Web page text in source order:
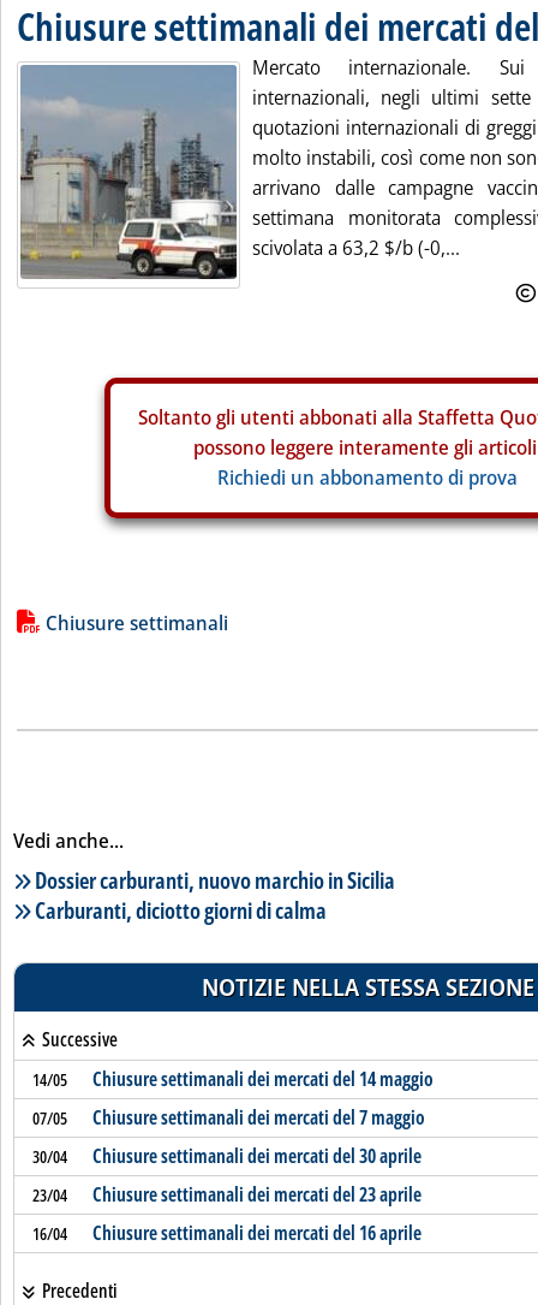
Chiusure settimanali dei mercati
Mercato internazionale.
internazionali, negli ultimi
quotazioni internazionali di
molto instabili, così come non
arrivano dalle campagne
settimana monitorata
scivolata a 63,2 $/b (-0,...
Soltanto gli utenti abbonati alla Staffetta
possono leggere interamente gli
Richiedi un abbonamento di prova
Lista allegati PDF alla notizia
Chiusure settimanali
Vedi anche...
Lista notizie correlate
Dossier carburanti, nuovo marchio in Sicilia
Carburanti, diciotto giorni di calma
NOTIZIE NELLA STESSA SEZIONE
Successive
14/05 Chiusure settimanali dei mercati del 14 maggio
07/05 Chiusure settimanali dei mercati del 7 maggio
30/04 Chiusure settimanali dei mercati del 30 aprile
23/04 Chiusure settimanali dei mercati del 23 aprile
16/04 Chiusure settimanali dei mercati del 16 aprile
Precedenti